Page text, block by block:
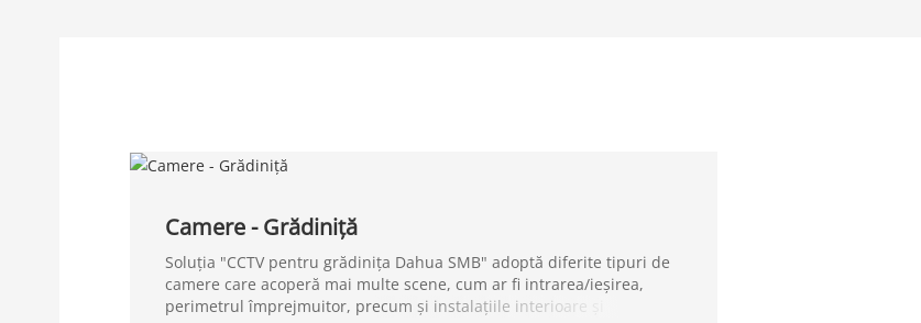
Camere - Grădiniță
Soluția "CCTV pentru grădinița Dahua SMB" adoptă diferite tipuri de
camere care acoperă mai multe scene, cum ar fi intrarea/ieșirea,
perimetrul împrejmuitor, precum și instalațiile interioare și